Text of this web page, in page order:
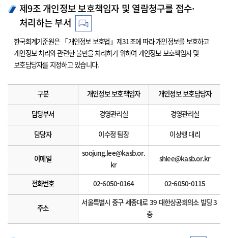
제9조 개인정보 보호책임자 및 열람청구를 접수·
처리하는 부서
한국회계기준원은 「개인정보 보호법」제31조에 따라 개인정보를 보호하고
개인정보 처리와 관련한 불만을 처리하기 위하여 개인정보 보호책임자 및
보호담당자를 지정하고 있습니다.
구분 개인정보 보호책임자 개인정보 보호담당자
담당부서 경영관리실 경영관리실
담당자 이수정 팀장 이상행 대리
이메일
soojung.lee@kasb.or.
kr
shlee@kasb.or.kr
전화번호 02-6050-0164 02-6050-0115
주소
서울특별시 중구 세종대로 39 대한상공회의소 빌딩 3
층